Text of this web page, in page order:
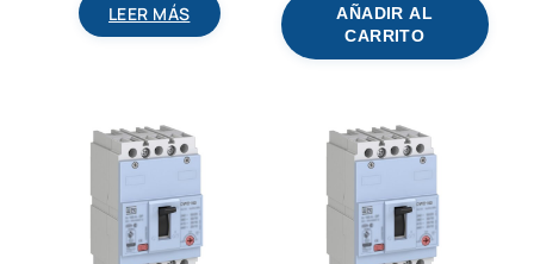
LEER MÁS
AÑADIR AL
CARRITO